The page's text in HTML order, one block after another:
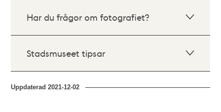
Har du frågor om fotografiet?
Stadsmuseet tipsar
Uppdaterad2021-12-02